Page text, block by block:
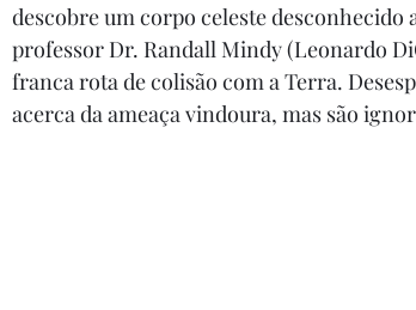
descobre um corpo celeste
professor Dr. Randall Mindy (Leonardo
franca rota de colisão com a Terra.
acerca da ameaça vindoura, mas são